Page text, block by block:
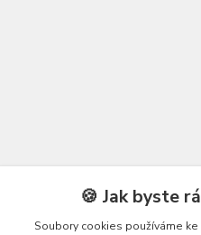
🍪 Jak byste
Soubory cookies používáme